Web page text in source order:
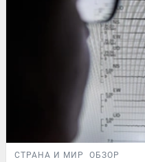
СТРАНА И МИР ОБЗОР